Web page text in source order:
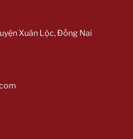
Xuân Lộc, Đồng Nai